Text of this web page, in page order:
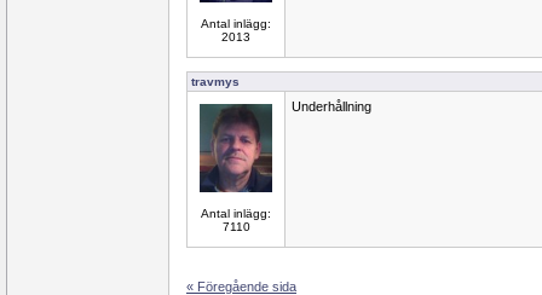
Antal inlägg:
2013
travmys
Antal inlägg:
7110
Underhållning
« Föregående sida